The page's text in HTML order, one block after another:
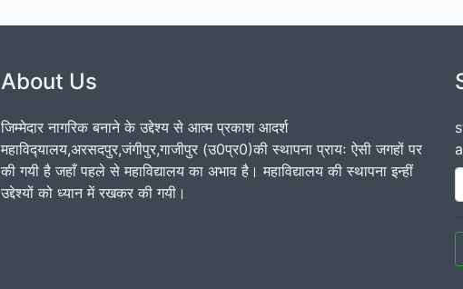
About Us
जिम्मेदार नागरिक बनाने के उद्देश्य से आत्‍म प्रकाश आदर्श
महाविद्‍यालय,अरसदपुर,जंगीपुर,गाजीपुर (उ0प्र0)की स्थापना प्रायः ऐसी जगहों पर
की गयी है जहाँ पहले से महाविद्यालय का अभाव है। महाविद्यालय की स्थापना इन्हीं
उद्देश्यों को ध्यान में रखकर की गयी।